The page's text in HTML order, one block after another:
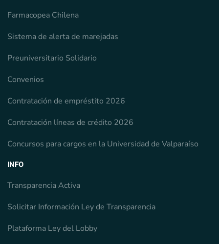
Farmacopea Chilena
Sistema de alerta de marejadas
Preuniversitario Solidario
Convenios
Contratación de empréstito 2026
Contratación líneas de crédito 2026
Concursos para cargos en la Universidad de Valparaíso
INFO
Transparencia Activa
Solicitar Información Ley de Transparencia
Plataforma Ley del Lobby